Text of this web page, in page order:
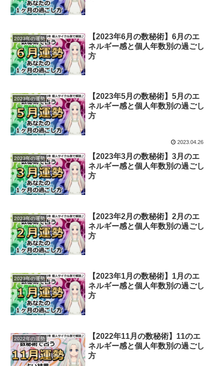
2023年の運勢
【2023年6月の数秘術】6月のエ
ネルギー感と個人年数別の過ごし
方
2023年の運勢
【2023年5月の数秘術】5月のエ
ネルギー感と個人年数別の過ごし
方
2023.04.26
2023年の運勢
【2023年3月の数秘術】3月のエ
ネルギー感と個人年数別の過ごし
方
2023年の運勢
【2023年2月の数秘術】2月のエ
ネルギー感と個人年数別の過ごし
方
2023年の運勢
【2023年1月の数秘術】1月のエ
ネルギー感と個人年数別の過ごし
方
2022年の運勢
【2022年11月の数秘術】11のエ
ネルギー感と個人年数別の過ごし
方